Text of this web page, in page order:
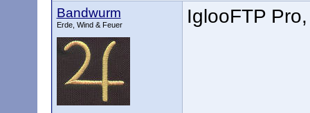
Bandwurm
Erde, Wind & Feuer IglooFTP